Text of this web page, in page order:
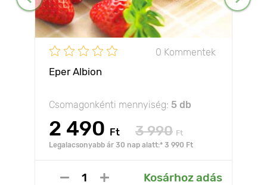
0 Kommentek
Eper Albion
Csomagonkénti mennyiség: 5 db
2 490 Ft 3 990 Ft
Legalacsonyabb ár 30 nap alatt:* 3 990 Ft
Kosárhoz adás